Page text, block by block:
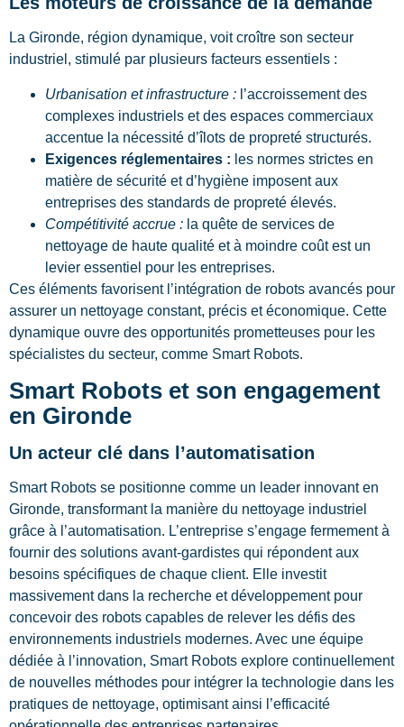
La Gironde, région dynamique, voit croître son secteur
industriel, stimulé par plusieurs facteurs essentiels :
Urbanisation et infrastructure : l’accroissement des
complexes industriels et des espaces commerciaux
accentue la nécessité d’îlots de propreté structurés.
Exigences réglementaires : les normes strictes en
matière de sécurité et d’hygiène imposent aux
entreprises des standards de propreté élevés.
Compétitivité accrue : la quête de services de
nettoyage de haute qualité et à moindre coût est un
levier essentiel pour les entreprises.
Ces éléments favorisent l’intégration de robots avancés pour
assurer un nettoyage constant, précis et économique. Cette
dynamique ouvre des opportunités prometteuses pour les
spécialistes du secteur, comme Smart Robots.
Smart Robots et son engagement
en Gironde
Un acteur clé dans l’automatisation
Smart Robots se positionne comme un leader innovant en
Gironde, transformant la manière du nettoyage industriel
grâce à l’automatisation. L’entreprise s’engage fermement à
fournir des solutions avant-gardistes qui répondent aux
besoins spécifiques de chaque client. Elle investit
massivement dans la recherche et développement pour
concevoir des robots capables de relever les défis des
environnements industriels modernes. Avec une équipe
dédiée à l’innovation, Smart Robots explore continuellement
de nouvelles méthodes pour intégrer la technologie dans les
pratiques de nettoyage, optimisant ainsi l’efficacité